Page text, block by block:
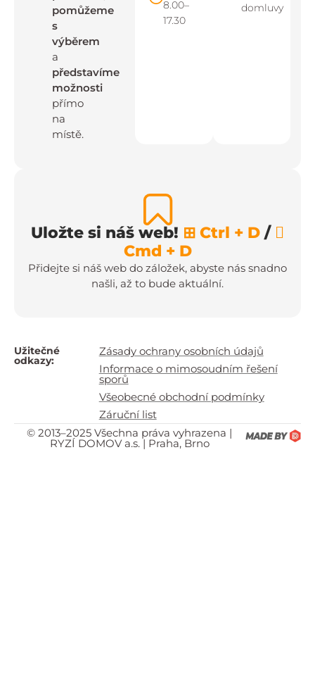
pomůžeme
s
výběrem
a
představíme
možnosti
přímo
na
místě.
8.00–
17.30
domluvy
Uložte si náš web! ⊞ Ctrl + D / 
Cmd + D
Přidejte si náš web do záložek, abyste nás snadno
našli, až to bude aktuální.
Užitečné
odkazy:
Zásady ochrany osobních údajů
Informace o mimosoudním řešení
sporů
Všeobecné obchodní podmínky
Záruční list
© 2013–2025 Všechna práva vyhrazena |
RYZÍ DOMOV a.s. | Praha, Brno